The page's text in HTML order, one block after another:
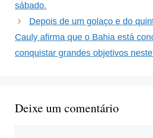
sábado.
Depois de um golaço e do
Cauly afirma que o Bahia está
conquistar grandes objetivos
Deixe um comentário